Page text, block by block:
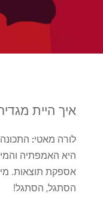
איך היית
לורה מאטי:
היא האמפתיה
אספקת תוצאות.
הסתגל, הסתגל!